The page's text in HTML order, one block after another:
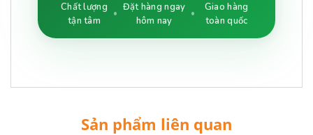
Chất lượng
tận tâm
Đặt hàng ngay
hôm nay
Giao hàng
toàn quốc
Sản phẩm liên quan